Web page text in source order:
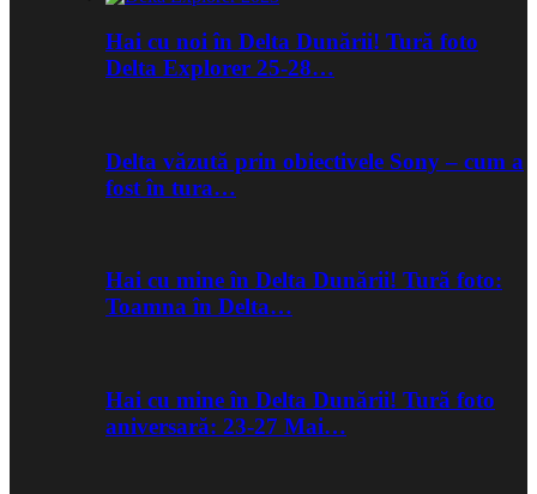
Hai cu noi în Delta Dunării! Tură foto
Delta Explorer 25-28…
Delta văzută prin obiectivele Sony – cum a
fost în tura…
Hai cu mine în Delta Dunării! Tură foto:
Toamna în Delta…
Hai cu mine în Delta Dunării! Tură foto
aniversară: 23-27 Mai…